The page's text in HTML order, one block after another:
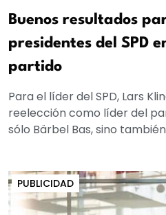
Buenos resultados
presidentes del SPD
partido
Para el líder del SPD, Lars
reelección como líder del
sólo Bärbel Bas, sino también
PUBLICIDAD